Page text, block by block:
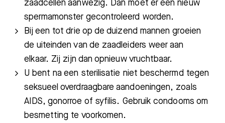
zaadcellen aanwezig. Dan moet er een nieuw
spermamonster gecontroleerd worden.
Bij een tot drie op de duizend mannen groeien
de uiteinden van de zaadleiders weer aan
elkaar. Zij zijn dan opnieuw vruchtbaar.
U bent na een sterilisatie niet beschermd tegen
seksueel overdraagbare aandoeningen, zoals
AIDS, gonorroe of syfilis. Gebruik condooms om
besmetting te voorkomen.